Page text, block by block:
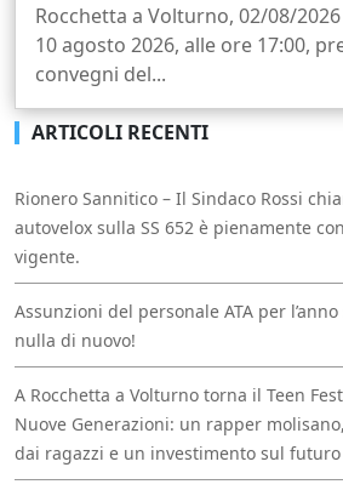
Rocchetta a Volturno, 02/08/
10 agosto 2026, alle ore 17:00,
convegni del...
ARTICOLI RECENTI
Rionero Sannitico – Il Sindaco Rossi
autovelox sulla SS 652 è pienamente
vigente.
Assunzioni del personale ATA per
nulla di nuovo!
A Rocchetta a Volturno torna il Teen
Nuove Generazioni: un rapper
dai ragazzi e un investimento sul